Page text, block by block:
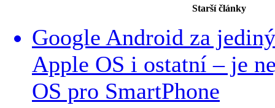
Starší články
Google Android za
Apple OS i ostatní – je
OS pro SmartPhone